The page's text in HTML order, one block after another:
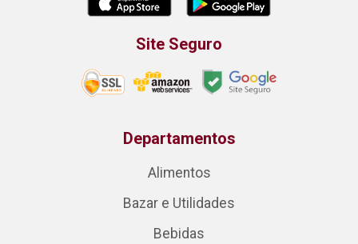
Site Seguro
Departamentos
Alimentos
Bazar e Utilidades
Bebidas